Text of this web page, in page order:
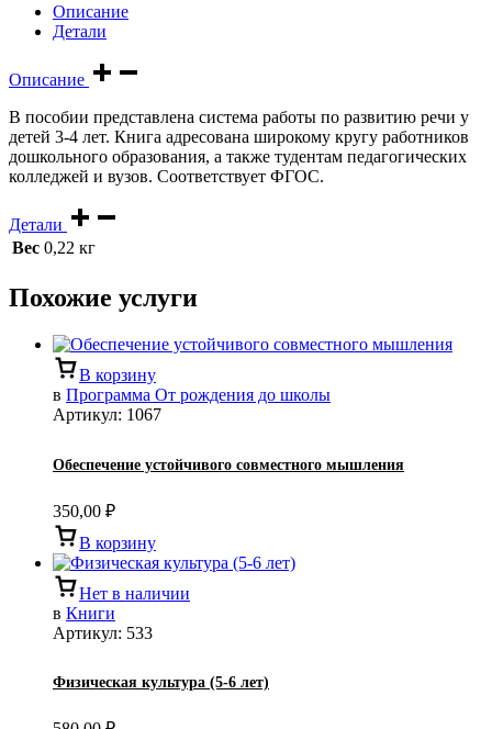
Описание
Детали
Описание
В пособии представлена система работы по развитию речи у
детей 3-4 лет. Книга адресована широкому кругу работников
дошкольного образования, а также тудентам педагогических
колледжей и вузов. Соответствует ФГОС.
Детали
Вес 0,22 кг
Похожие услуги
В корзину
в Программа От рождения до школы
Артикул: 1067
Обеспечение устойчивого совместного мышления
350,00 ₽
В корзину
Нет в наличии
в Книги
Артикул: 533
Физическая культура (5-6 лет)